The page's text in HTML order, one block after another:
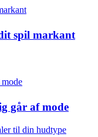
spil markant
går af mode